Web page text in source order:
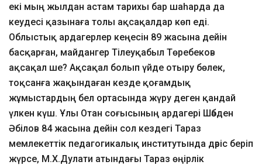
екі мың жылдан астам тарихы бар шаһарда да
кеудесі қазынаға толы ақсақалдар көп еді.
Облыстық ардагерлер кеңесін 89 жасына дейін
басқарған, майдангер Тілеуқабыл Төребеков
ақсақал ше? Ақсақал болып үйде отыру бөлек,
тоқсанға жақындаған кезде қоғамдық
жұмыстардың бел ортасында жүру деген қандай
үлкен күш. Ұлы Отан соғысының ардагері Шәбден
Әбілов 84 жасына дейін сол кездегі Тараз
мемлекеттік педагогикалық институтында дәріс беріп
жүрсе, М.Х.Дулати атындағы Тараз өңірлік